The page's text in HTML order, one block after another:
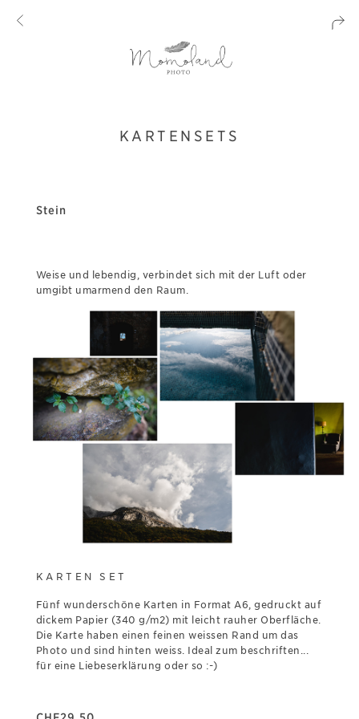
KARTENSETS
Stein
Weise und lebendig, verbindet sich mit der Luft oder
umgibt umarmend den Raum.
KARTEN SET
Fünf wunderschöne Karten in Format A6, gedruckt auf
dickem Papier (340 g/m2) mit leicht rauher Oberfläche.
Die Karte haben einen feinen weissen Rand um das
Photo und sind hinten weiss. Ideal zum beschriften...
für eine Liebeserklärung oder so :-)